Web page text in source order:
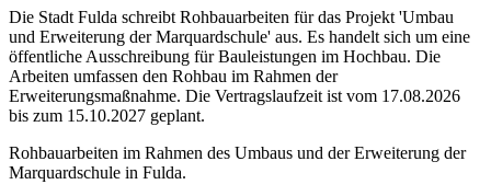
Die Stadt Fulda schreibt Rohbauarbeiten für das Projekt 'Umbau
und Erweiterung der Marquardschule' aus. Es handelt sich um eine
öffentliche Ausschreibung für Bauleistungen im Hochbau. Die
Arbeiten umfassen den Rohbau im Rahmen der
Erweiterungsmaßnahme. Die Vertragslaufzeit ist vom 17.08.2026
bis zum 15.10.2027 geplant.
Rohbauarbeiten im Rahmen des Umbaus und der Erweiterung der
Marquardschule in Fulda.